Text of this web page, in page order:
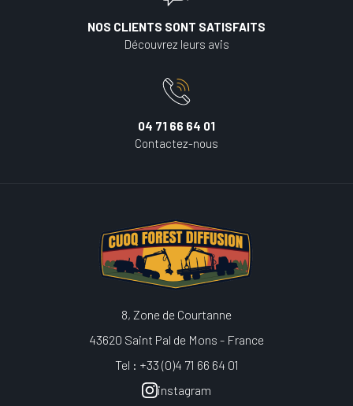
NOS CLIENTS SONT SATISFAITS
Découvrez leurs avis
04 71 66 64 01
Contactez-nous
8, Zone de Courtanne
43620 Saint Pal de Mons - France
Tel : +33 (0)4 71 66 64 01
instagram